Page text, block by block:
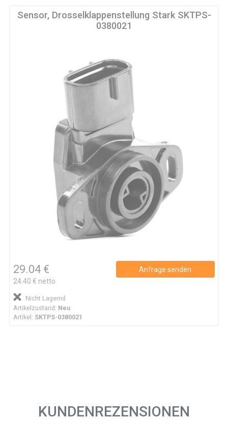
Sensor, Drosselklappenstellung Stark SKTPS-
0380021
29.04 €
24.40 € netto
Anfrage senden
Nicht Lagernd
Artikelzustand: Neu
Artikel: SKTPS-0380021
KUNDENREZENSIONEN